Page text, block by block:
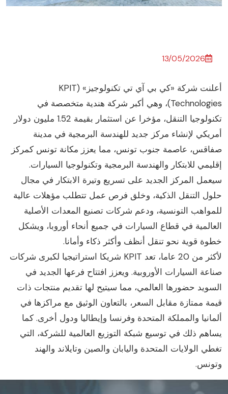
13/05/2026
أعلنت شركة «كي بي آي تي تكنولوجيز» (KPIT
Technologies)، وهي أكبر شركة هندية متخصصة في
تكنولوجيا التنقل، مؤخرا عن استثمار بقيمة 1.52 مليون دولار
لإنشاء مركز جديد للهندسة البرمجية في مدينة
عاصمة جنوب تونس، مما يعزز مكانة تونس كمركز
للابتكار والهندسة البرمجية وتكنولوجيا السيارات.
المركز الجديد على تسريع وتيرة الابتكار في مجال
التنقل الذكية، وخلق فرص عمل تتطلب مؤهلات عالية
التونسية، ودعم شركات تصنيع المعدات الأصلية
في قطاع السيارات في جميع أنحاء أوروبا، ويشكل
قوية نحو تنقل أنظف وأكثر ذكاء وأمانا.
لأكثر من 20 عاما، تعد KPIT شريكا استراتيجيا لكبرى شركات
السيارات الأوروبية. ويعزز افتتاح فرعها الجديد في
حضورها العالمي، مما سيتيح لها تقديم منتجات ذات
ممتازة مقابل السعر، بالتعاون الوثيق مع مراكزها في
والمملكة المتحدة وفرنسا وإيطاليا ودول أخرى. كما
ذلك في توسيع شبكة التوزيع العالمية للشركة، التي
الولايات المتحدة واليابان والصين وتايلاند والهند